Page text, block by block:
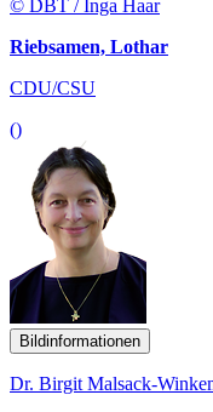
© DBT / Inga Haar
Riebsamen, Lothar
CDU/CSU
()
Bildinformationen
Dr. Birgit Malsack-